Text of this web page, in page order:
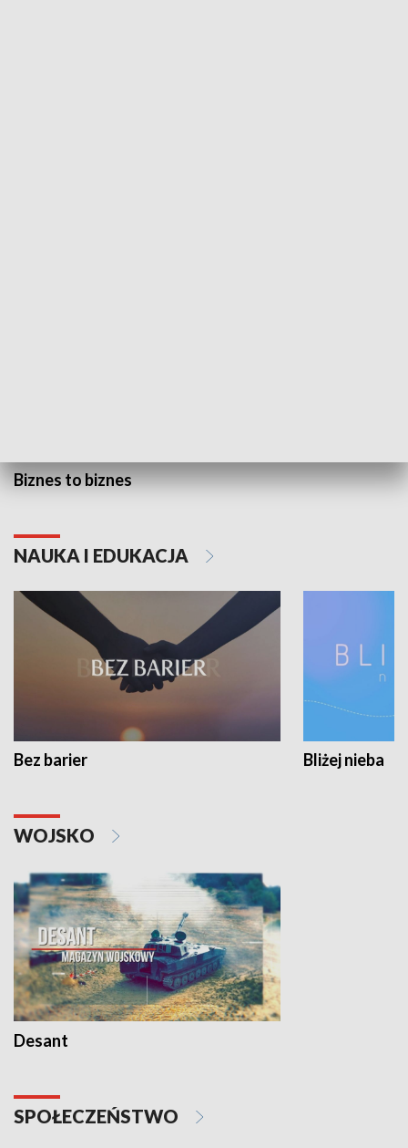
Biznes to biznes
NAUKA I EDUKACJA
Bez barier Bliżej nieba
WOJSKO
Desant
SPOŁECZEŃSTWO